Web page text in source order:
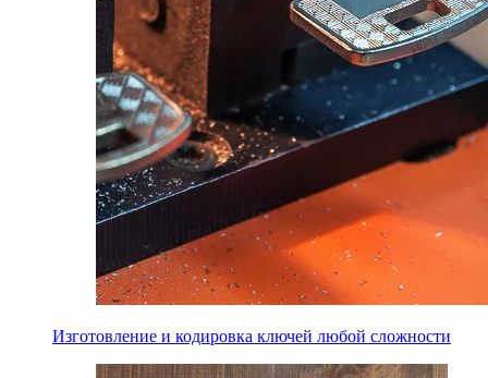
Изготовление и кодировка ключей любой сложности